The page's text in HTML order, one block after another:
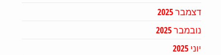
דצמבר 2025
נובמבר 2025
יוני 2025